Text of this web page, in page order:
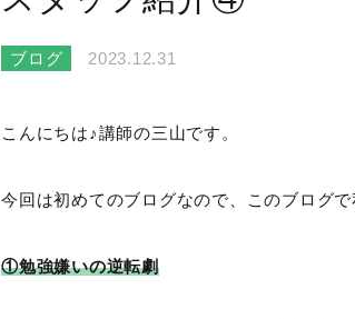
ブログ 2023.12.31
こんにちは♪講師の三山です。
今回は初めてのブログなので、このブログ
①勉強嫌いの逆転劇